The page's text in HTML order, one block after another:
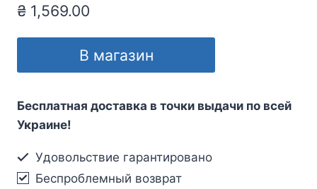
₴ 1,569.00
В магазин
Бесплатная доставка в точки выдачи по всей
Украине!
Удовольствие гарантировано
Беспроблемный возврат